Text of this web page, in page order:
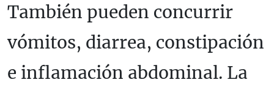
También pueden concurrir
vómitos, diarrea, constipación
e inflamación abdominal. La